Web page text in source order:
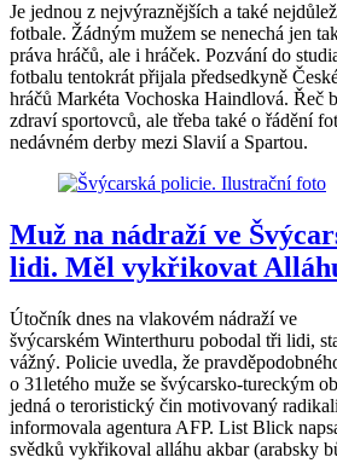
Je jednou z nejvýraznějších a také
fotbale. Žádným mužem se nenechá jen
práva hráčů, ale i hráček. Pozvání do
fotbalu tentokrát přijala předsedkyně
hráčů Markéta Vochoska Haindlová. Řeč
zdraví sportovců, ale třeba také o řádění
nedávném derby mezi Slavií a Spartou.
Muž na nádraží ve
lidi. Měl vykřikovat
Útočník dnes na vlakovém nádraží ve
švýcarském Winterthuru pobodal tři lidi,
vážný. Policie uvedla, že
o 31letého muže se švýcarsko-tureckým
jedná o teroristický čin motivovaný
informovala agentura AFP. List Blick
svědků vykřikoval alláhu akbar (arabsky